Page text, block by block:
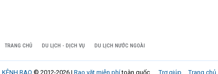
TRANG CHỦ DU LỊCH - DỊCH VỤ DU LỊCH NƯỚC NGOÀI
Trợ giúp Trang chủ
KÊNH RAO © 2012-2026 | Rao vặt miễn phítoàn quốc